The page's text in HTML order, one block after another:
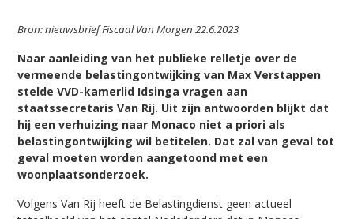
Bron: nieuwsbrief Fiscaal Van Morgen 22.6.2023
Naar aanleiding van het publieke relletje over de
vermeende belastingontwijking van Max Verstappen
stelde VVD-kamerlid Idsinga vragen aan
staatssecretaris Van Rij. Uit zijn antwoorden blijkt dat
hij een verhuizing naar Monaco niet a priori als
belastingontwijking wil betitelen. Dat zal van geval tot
geval moeten worden aangetoond met een
woonplaatsonderzoek.
Volgens Van Rij heeft de Belastingdienst geen actueel